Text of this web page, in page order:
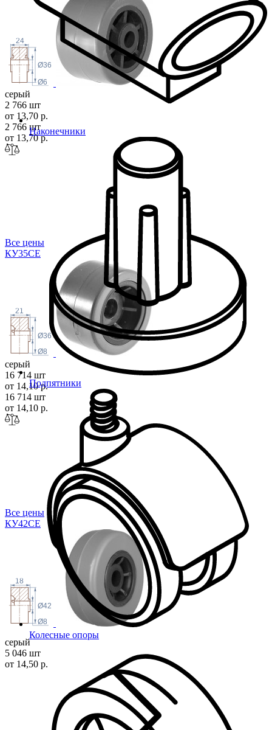
Наконечники
Подпятники
Колесные опоры
24
Ø36
Ø6
серый
2 766 шт
от 13,70 р.
2 766 шт
от 13,70 р.
Все цены
КУ35СЕ
21
Ø36
Ø8
серый
16 714 шт
от 14,10 р.
16 714 шт
от 14,10 р.
Все цены
КУ42СЕ
18
Ø42
Ø8
серый
5 046 шт
от 14,50 р.